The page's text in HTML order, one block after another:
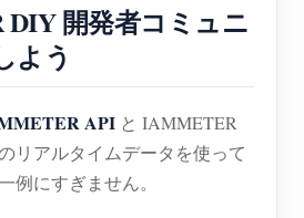
開発者コミュニ
よう
API と IAMMETER
リアルタイムデータを使って
例にすぎません。